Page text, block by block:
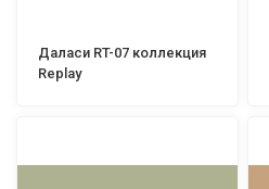
Даласи RT-07 коллекция
Replay